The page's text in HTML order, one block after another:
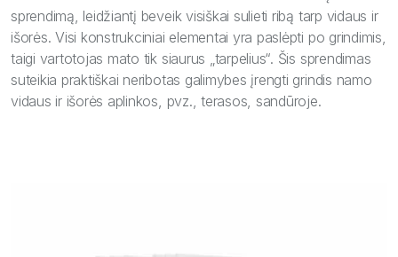
sprendimą, leidžiantį beveik visiškai sulieti ribą tarp vidaus ir
išorės. Visi konstrukciniai elementai yra paslėpti po grindimis,
taigi vartotojas mato tik siaurus „tarpelius“. Šis sprendimas
suteikia praktiškai neribotas galimybes įrengti grindis namo
vidaus ir išorės aplinkos, pvz., terasos, sandūroje.